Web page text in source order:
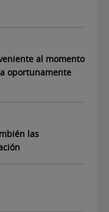
al momento
oportunamente
las